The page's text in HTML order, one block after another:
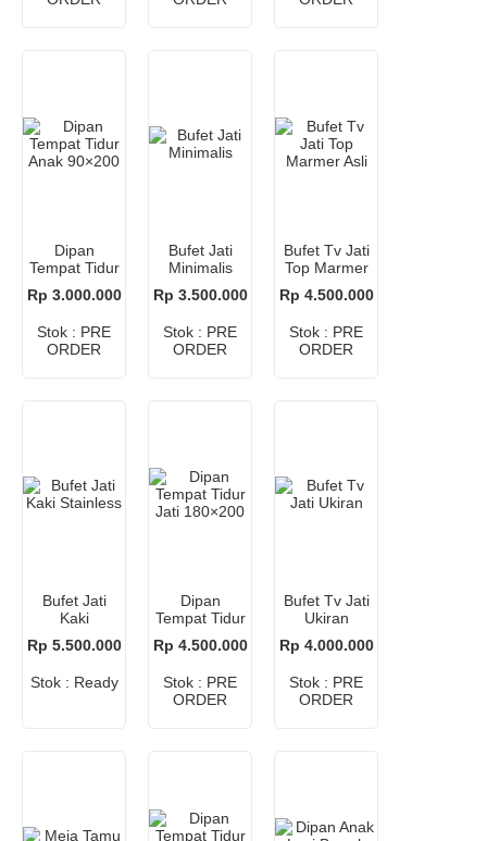
Dipan
Tempat Tidur
Rp 3.000.000
Stok : PRE
ORDER
Bufet Jati
Minimalis
Rp 3.500.000
Stok : PRE
ORDER
Bufet Tv Jati
Top Marmer
Rp 4.500.000
Stok : PRE
ORDER
Bufet Jati
Kaki
Rp 5.500.000
Stok : Ready
Dipan
Tempat Tidur
Rp 4.500.000
Stok : PRE
ORDER
Bufet Tv Jati
Ukiran
Rp 4.000.000
Stok : PRE
ORDER